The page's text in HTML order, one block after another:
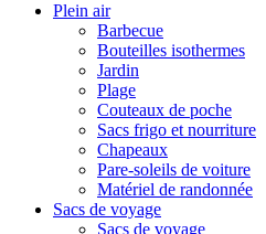
Plein air
Barbecue
Bouteilles isothermes
Jardin
Plage
Couteaux de poche
Sacs frigo et nourriture
Chapeaux
Pare-soleils de voiture
Matériel de randonnée
Sacs de voyage
Sacs de voyage